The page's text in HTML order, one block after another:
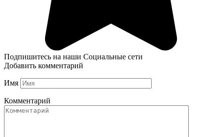
Подпишитесь на наши Социальные сети
Добавить комментарий
Имя
Комментарий